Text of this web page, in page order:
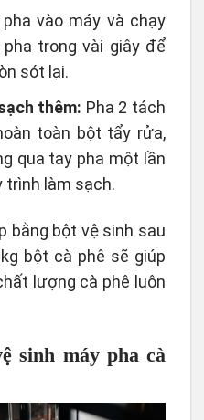
vào máy và chạy
trong vài giây để
sót lại.
thêm: Pha 2 tách
toàn bột tẩy rửa,
qua tay pha một lần
trình làm sạch.
bằng bột vệ sinh sau
bột cà phê sẽ giúp
lượng cà phê luôn
sinh máy pha cà